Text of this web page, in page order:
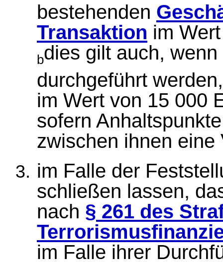
bestehenden
Transaktion im
bdies gilt auch,
durchgeführt
im Wert von 15 000
sofern
zwischen ihnen
im Falle der
schließen lassen,
nach § 261 des
im Falle ihrer